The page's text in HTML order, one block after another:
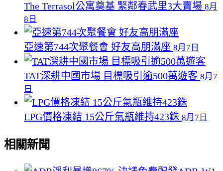
The Terrasol公寓奠基 緊鄰春武里3大賣場 8月
8日
亞速第744次聚餐會 好友高朋滿座 8月7日
TAT深耕中國市場 目標吸引逾500萬遊客 8月7
日
LPG價格凍結 15公斤氣瓶維持423銖 8月7日
相關新聞